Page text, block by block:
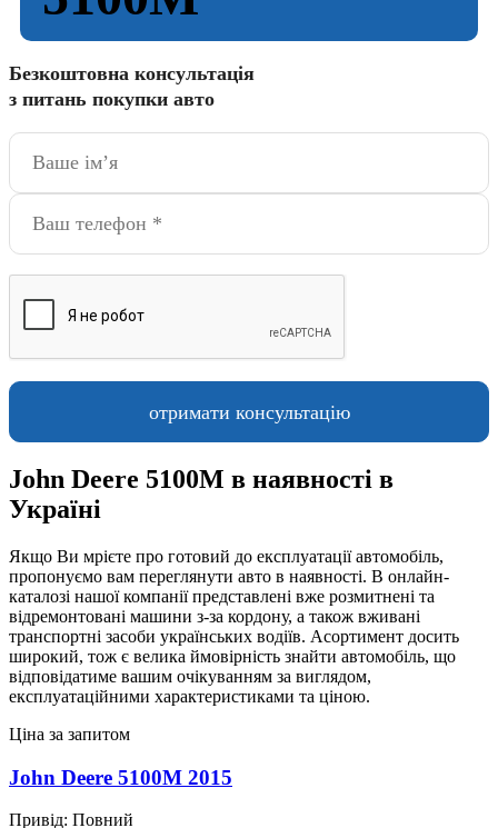
Безкоштовна консультація
з питань покупки авто
John Deere 5100M в наявності в
Україні
Якщо Ви мрієте про готовий до експлуатації автомобіль,
пропонуємо вам переглянути авто в наявності. В онлайн-
каталозі нашої компанії представлені вже розмитнені та
відремонтовані машини з-за кордону, а також вживані
транспортні засоби українських водіїв. Асортимент досить
широкий, тож є велика ймовірність знайти автомобіль, що
відповідатиме вашим очікуванням за виглядом,
експлуатаційними характеристиками та ціною.
Ціна за запитом
John Deere 5100M 2015
Привід: Повний